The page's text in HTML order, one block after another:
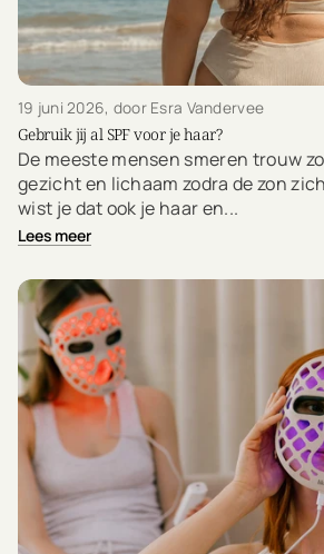
19 juni 2026, door Esra Vandervee
Gebruik jij al SPF voor je haar?
De meeste mensen smeren trouw
gezicht en lichaam zodra de zon
wist je dat ook je haar en...
Lees meer